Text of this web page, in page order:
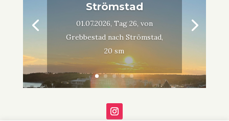
Strömstad
01.07.2026, Tag 26, von
Grebbestad nach Strömstad,
20 sm